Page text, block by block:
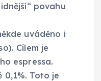
povahu
uváděno i
Cílem je
espressa.
0,1%. Toto je